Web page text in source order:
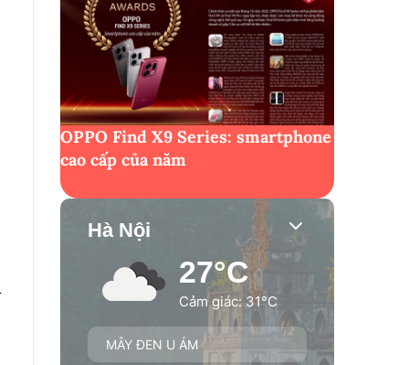
OPPO Find X9 Series: smartphone
cao cấp của năm
Hà Nội
27°C
Cảm giác: 31°C
MÂY ĐEN U ÁM